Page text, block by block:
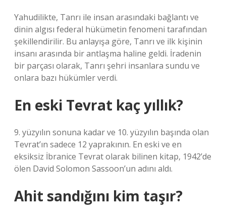
Yahudilikte, Tanrı ile insan arasındaki bağlantı ve
dinin algısı federal hükümetin fenomeni tarafından
şekillendirilir. Bu anlayışa göre, Tanrı ve ilk kişinin
insanı arasında bir antlaşma haline geldi. İradenin
bir parçası olarak, Tanrı şehri insanlara sundu ve
onlara bazı hükümler verdi.
En eski Tevrat kaç yıllık?
9. yüzyılın sonuna kadar ve 10. yüzyılın başında olan
Tevrat’ın sadece 12 yaprakının. En eski ve en
eksiksiz İbranice Tevrat olarak bilinen kitap, 1942’de
ölen David Solomon Sassoon’un adını aldı.
Ahit sandığını kim taşır?